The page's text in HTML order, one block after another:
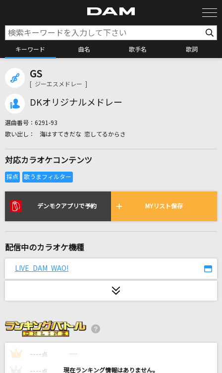
キーワード 曲名 歌手名 歌詞
リアルタイムで歌われている曲の一覧
Butterfly Kiss
きらり
小さな恋のうた-cover ver.-
天月-あまつき-
GS
[ ジーエスメドレー ]
DKオリジナルメドレー
選曲番号： 6291-93
海はすてきだな 恋してるからさ
対応カラオケコンテンツ
デンモクアプリで予約 MYリスト保存
配信中のカラオケ機種
LIVE DAM WAO!
1 ---- 点 ----
---- 点 ----